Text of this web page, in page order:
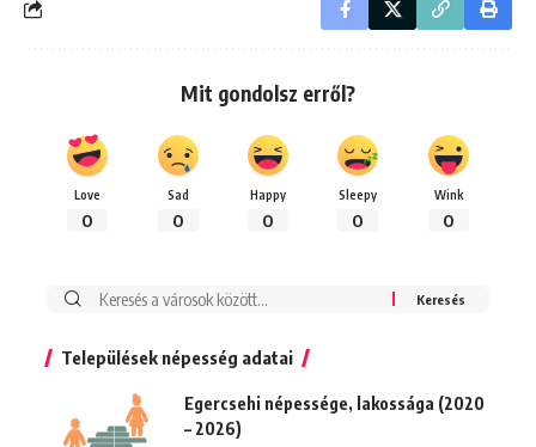
Mit gondolsz erről?
Love
0
Sad
0
Happy
0
Sleepy
0
Wink
0
Keresés:
Települések népesség adatai
Egercsehi népessége, lakossága (2020
– 2026)